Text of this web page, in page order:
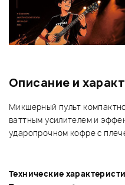
Описание и
Микшерный пульт
ваттным усилителем и
ударопрочном кофре с
Технические